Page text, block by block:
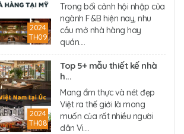
2024
TH09
Trong bối cảnh hội nhập của
ngành F&B hiện nay, nhu
cầu mở nhà hàng hay
quán....
2024
TH08
Top 5+ mẫu thiết kế nhà
h...
Mang ẩm thực và nét đẹp
Việt ra thế giới là mong
muốn của rất nhiều người
dân Vi....